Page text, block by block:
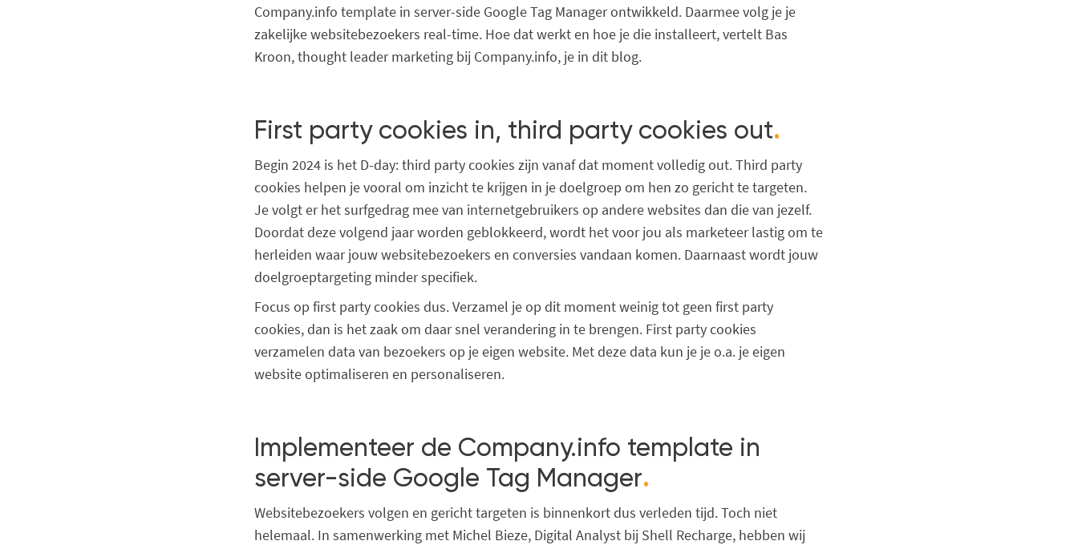
Company.info template in server-side Google Tag Manager ontwikkeld. Daarmee volg je je
zakelijke websitebezoekers real-time. Hoe dat werkt en hoe je die installeert, vertelt Bas
Kroon, thought leader marketing bij Company.info, je in dit blog.
First party cookies in, third party cookies out.
Begin 2024 is het D-day: third party cookies zijn vanaf dat moment volledig out. Third party
cookies helpen je vooral om inzicht te krijgen in je doelgroep om hen zo gericht te targeten.
Je volgt er het surfgedrag mee van internetgebruikers op andere websites dan die van jezelf.
Doordat deze volgend jaar worden geblokkeerd, wordt het voor jou als marketeer lastig om te
herleiden waar jouw websitebezoekers en conversies vandaan komen. Daarnaast wordt jouw
doelgroeptargeting minder specifiek.
Focus op first party cookies dus. Verzamel je op dit moment weinig tot geen first party
cookies, dan is het zaak om daar snel verandering in te brengen. First party cookies
verzamelen data van bezoekers op je eigen website. Met deze data kun je je o.a. je eigen
website optimaliseren en personaliseren.
Implementeer de Company.info template in
server-side Google Tag Manager.
Websitebezoekers volgen en gericht targeten is binnenkort dus verleden tijd. Toch niet
helemaal. In samenwerking met Michel Bieze, Digital Analyst bij Shell Recharge, hebben wij